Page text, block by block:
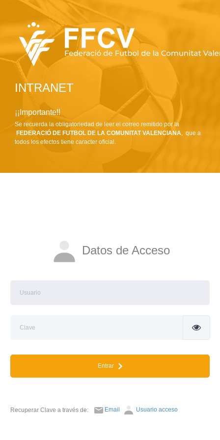
INTRANET
¡¡Importante!!
Se recuerda la obligatoriedad de leer el correo remitido por la
FEDERACIÓ DE FUTBOL DE LA COMUNITAT VALENCIANA, que a
todos los efectos tiene caracter oficial.
Datos de Acceso
Entrar
Recuperar Clave a través de: Email Usuario acceso